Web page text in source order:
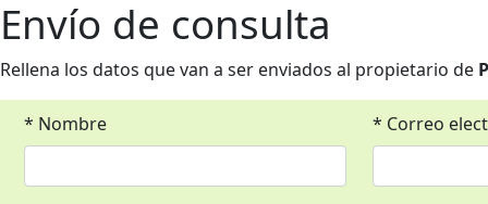
Envío de consulta
Rellena los datos que van a ser enviados al propietario de
* Nombre * Correo